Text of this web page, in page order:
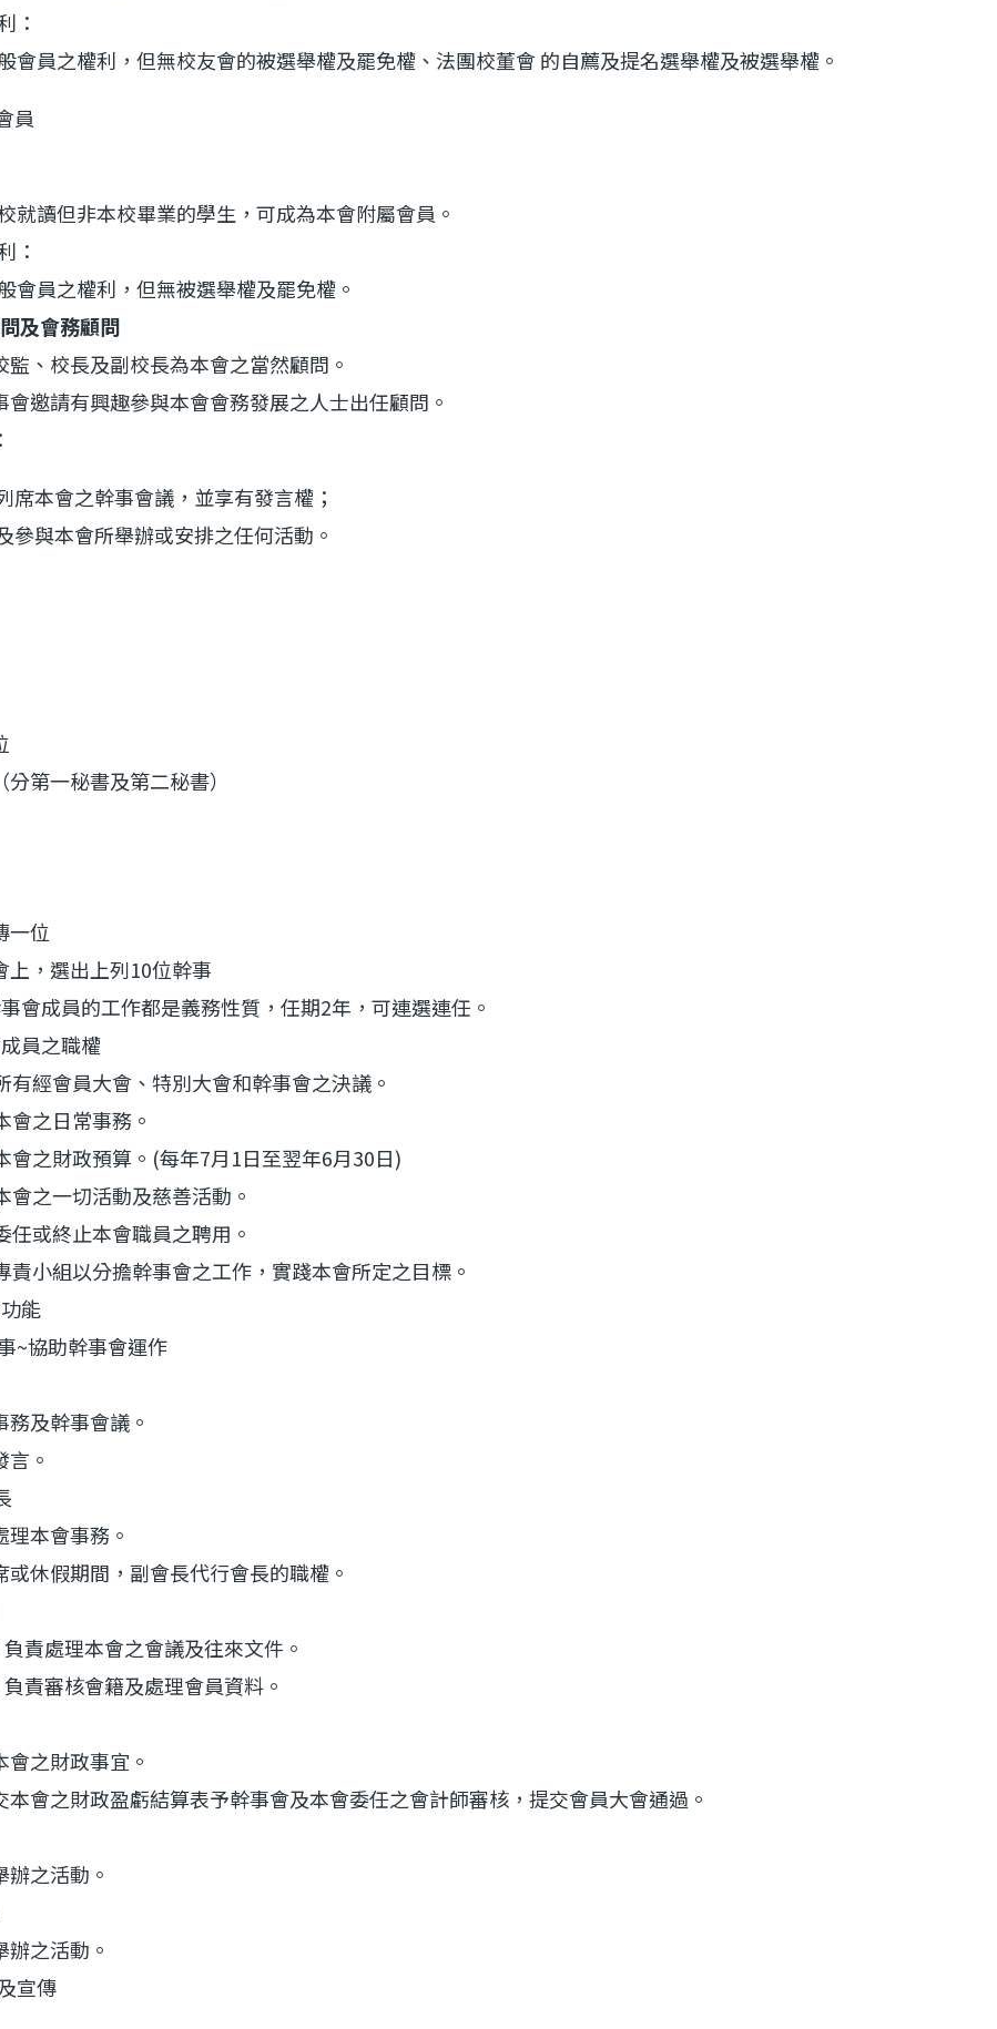
：
員之權利，但無校友會的被選舉權及罷免權、法團校董會 的自薦及提名選舉權及被選舉權。
員
讀但非本校畢業的學生，可成為本會附屬會員。
：
員之權利，但無被選舉權及罷免權。
及會務顧問
監、校長及副校長為本會之當然顧問。
會邀請有興趣參與本會會務發展之人士出任顧問。
席本會之幹事會議，並享有發言權；
參與本會所舉辦或安排之任何活動。
第一秘書及第二秘書）
一位
上，選出上列10位幹事
會成員的工作都是義務性質，任期2年，可連選連任。
員之職權
有經會員大會、特別大會和幹事會之決議。
會之日常事務。
會之財政預算。(每年7月1日至翌年6月30日)
會之一切活動及慈善活動。
任或終止本會職員之聘用。
責小組以分擔幹事會之工作，實踐本會所定之目標。
能
~協助幹事會運作
務及幹事會議。
。
本會事務。
或休假期間，副會長代行會長的職權。
責處理本會之會議及往來文件。
責審核會籍及處理會員資料。
會之財政事宜。
本會之財政盈虧結算表予幹事會及本會委任之會計師審核，提交會員大會通過。
辦之活動。
之活動。
宣傳